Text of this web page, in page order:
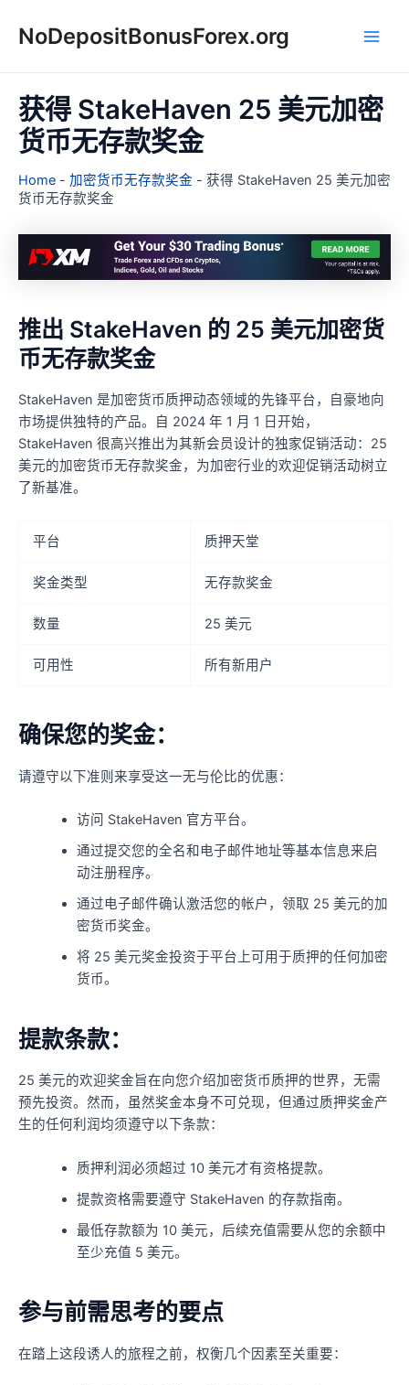
NoDepositBonusForex.org
获得 StakeHaven 25 美元加密
货币无存款奖金
Home - 加密货币无存款奖金 - 获得 StakeHaven 25 美元加密
货币无存款奖金
推出 StakeHaven 的 25 美元加密货
币无存款奖金
StakeHaven 是加密货币质押动态领域的先锋平台，自豪地向
市场提供独特的产品。自 2024 年 1 月 1 日开始，
StakeHaven 很高兴推出为其新会员设计的独家促销活动：25
美元的加密货币无存款奖金，为加密行业的欢迎促销活动树立
了新基准。
平台 质押天堂
奖金类型 无存款奖金
数量 25 美元
可用性 所有新用户
确保您的奖金：
请遵守以下准则来享受这一无与伦比的优惠：
访问 StakeHaven 官方平台。
通过提交您的全名和电子邮件地址等基本信息来启
动注册程序。
通过电子邮件确认激活您的帐户，领取 25 美元的加
密货币奖金。
将 25 美元奖金投资于平台上可用于质押的任何加密
货币。
提款条款：
25 美元的欢迎奖金旨在向您介绍加密货币质押的世界，无需
预先投资。然而，虽然奖金本身不可兑现，但通过质押奖金产
生的任何利润均须遵守以下条款：
质押利润必须超过 10 美元才有资格提款。
提款资格需要遵守 StakeHaven 的存款指南。
最低存款额为 10 美元，后续充值需要从您的余额中
至少充值 5 美元。
参与前需思考的要点
在踏上这段诱人的旅程之前，权衡几个因素至关重要：